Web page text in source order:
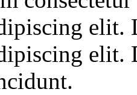
elit.